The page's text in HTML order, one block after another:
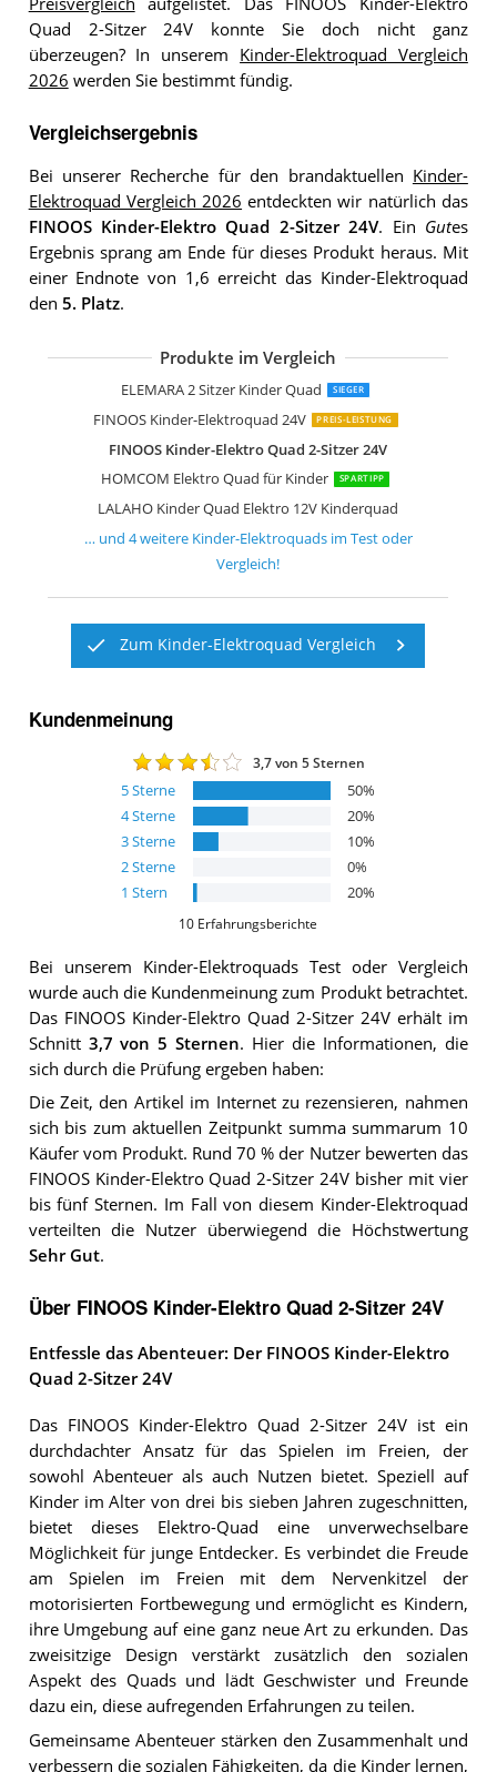
Preisvergleich aufgelistet. Das FINOOS Kinder-Elektro
Quad 2-Sitzer 24V konnte Sie doch nicht ganz
überzeugen? In unserem Kinder-Elektroquad Vergleich
2026 werden Sie bestimmt fündig.
Vergleichsergebnis
Bei unserer Recherche für den brandaktuellen Kinder-
Elektroquad Vergleich 2026 entdeckten wir natürlich das
FINOOS Kinder-Elektro Quad 2-Sitzer 24V. Ein Gutes
Ergebnis sprang am Ende für dieses Produkt heraus. Mit
einer Endnote von 1,6 erreicht das Kinder-Elektroquad
den 5. Platz.
Produkte im Vergleich
ELEMARA 2 Sitzer Kinder Quad SIEGER
FINOOS Kinder-Elektroquad 24V PREIS-LEISTUNG
FINOOS Kinder-Elektro Quad 2-Sitzer 24V
HOMCOM Elektro Quad für Kinder
SPARTIPP
LALAHO Kinder Quad Elektro 12V Kinderquad
AIYAPLAY Elektro Quad für Kinder 12V
AIYAPLAY Elektro Quad für Kinder
DREAMADE 12V Elektro Quad
GarveeHome 12V Lila Elektro-Quad
… und 4weitere Kinder-Elektroquadsim Test oder
Vergleich!
Zum Kinder-Elektroquad Vergleich
Kundenmeinung
3,7von 5 Sternen
5Sterne 50%
4Sterne 20%
3Sterne 10%
2Sterne 0%
1 Stern 20%
10 Erfahrungsberichte
Bei unserem Kinder-ElektroquadsTest oder Vergleich
wurde auch die Kundenmeinung zum Produkt betrachtet.
Das FINOOS Kinder-Elektro Quad 2-Sitzer 24Verhält im
Schnitt 3,7 von 5 Sternen. Hier die Informationen, die
sich durch die Prüfung ergeben haben:
Die Zeit, den Artikel im Internet zu rezensieren, nahmen
sich bis zum aktuellen Zeitpunkt summa summarum 10
Käufer vom Produkt. Rund 70 % der Nutzer bewerten das
FINOOS Kinder-Elektro Quad 2-Sitzer 24V bisher mit vier
bis fünf Sternen. Im Fall von diesem Kinder-Elektroquad
verteilten die Nutzer überwiegend die Höchstwertung
Sehr Gut.
Über FINOOS Kinder-Elektro Quad 2-Sitzer 24V
Entfessle das Abenteuer: Der FINOOS Kinder-Elektro
Quad 2-Sitzer 24V
Das FINOOS Kinder-Elektro Quad 2-Sitzer 24V ist ein
durchdachter Ansatz für das Spielen im Freien, der
sowohl Abenteuer als auch Nutzen bietet. Speziell auf
Kinder im Alter von drei bis sieben Jahren zugeschnitten,
bietet dieses Elektro-Quad eine unverwechselbare
Möglichkeit für junge Entdecker. Es verbindet die Freude
am Spielen im Freien mit dem Nervenkitzel der
motorisierten Fortbewegung und ermöglicht es Kindern,
ihre Umgebung auf eine ganz neue Art zu erkunden. Das
zweisitzige Design verstärkt zusätzlich den sozialen
Aspekt des Quads und lädt Geschwister und Freunde
dazu ein, diese aufregenden Erfahrungen zu teilen.
Gemeinsame Abenteuer stärken den Zusammenhalt und
verbessern die sozialen Fähigkeiten, da die Kinder lernen,